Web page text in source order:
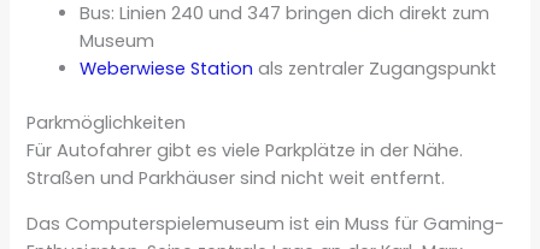
Bus: Linien 240 und 347 bringen dich direkt zum
Museum
Weberwiese Station als zentraler Zugangspunkt
Parkmöglichkeiten
Für Autofahrer gibt es viele Parkplätze in der Nähe.
Straßen und Parkhäuser sind nicht weit entfernt.
Das Computerspielemuseum ist ein Muss für Gaming-